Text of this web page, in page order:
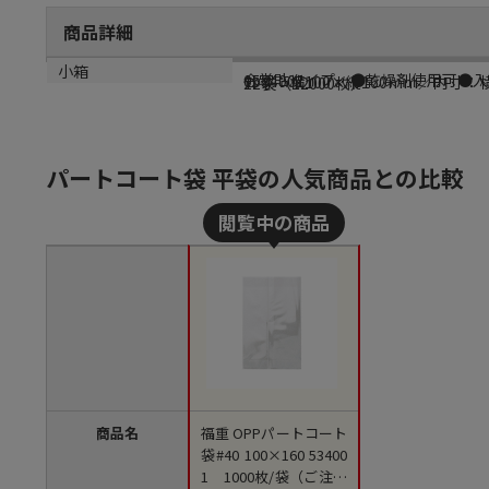
商品詳細
商品説明
合掌貼タイプ。●乾燥剤使用可●
メーカー品番
0534001
サイズ
外寸：横100×縦160mm／内寸
小箱
12袋（12000枚）
パートコート袋 平袋の人気商品との比較
商品名
福重 OPPパートコート
袋#40 100×160 53400
1 1000枚/袋（ご注文